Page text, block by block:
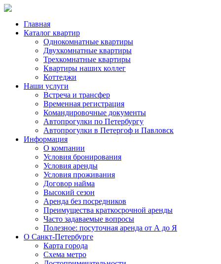
Главная
Каталог квартир
Однокомнатные квартиры
Двухкомнатные квартиры
Трехкомнатные квартиры
Квартиры наших коллег
Коттеджи
Наши услуги
Встреча и трансфер
Временная регистрация
Командировочные документы
Автопрогулки по Петербургу
Автопрогулки в Петергоф и Павловск
Информация
О компании
Условия бронирования
Условия аренды
Условия проживания
Договор найма
Высокий сезон
Аренда без посредников
Преимущества краткосрочной аренды
Часто задаваемые вопросы
Полезное: посуточная аренда от А до Я
О Санкт-Петербурге
Карта города
Схема метро